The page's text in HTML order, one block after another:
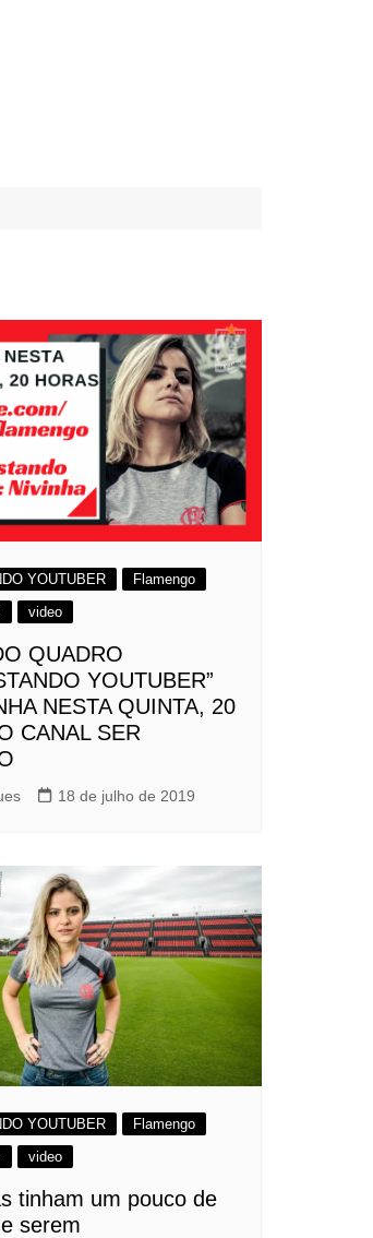
YOUTUBER
Flamengo
video
QUADRO
YOUTUBER”
NESTA QUINTA, 20
CANAL SER
18 de julho de 2019
YOUTUBER
Flamengo
video
tinham um pouco de
serem